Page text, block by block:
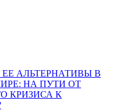
АЛЬТЕРНАТИВЫ В
НА ПУТИ ОТ
КРИЗИСА К